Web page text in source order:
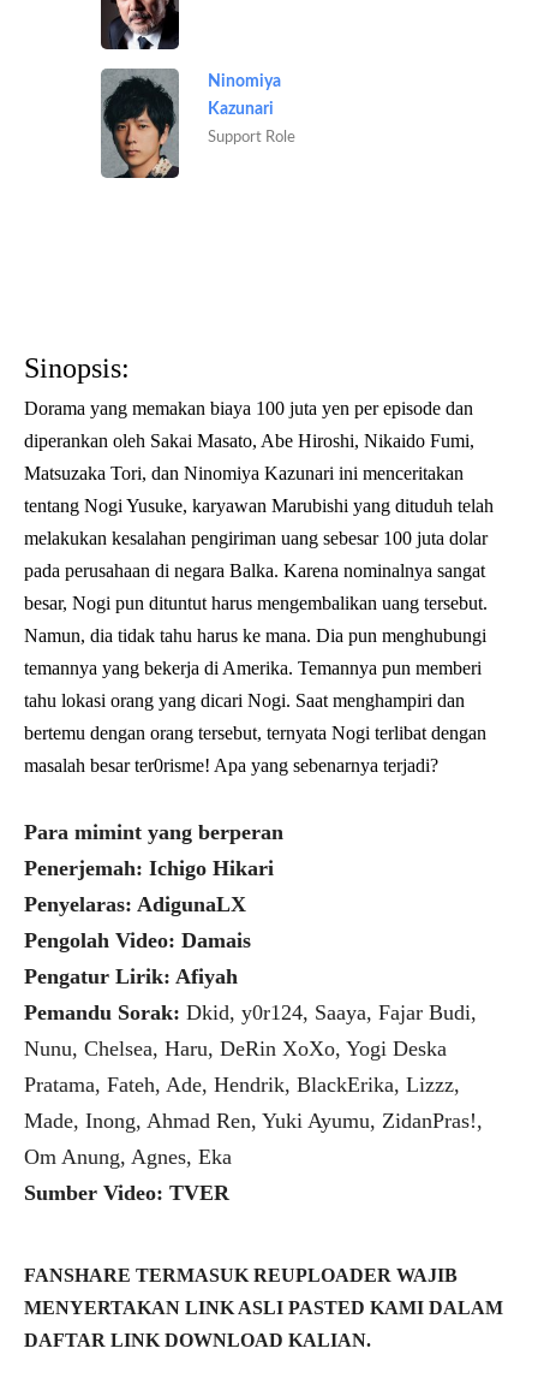
Ninomiya
Kazunari
Support Role
Sinopsis:
Dorama yang memakan biaya 100 juta yen per episode dan
diperankan oleh Sakai Masato, Abe Hiroshi, Nikaido Fumi,
Matsuzaka Tori, dan Ninomiya Kazunari ini menceritakan
tentang Nogi Yusuke, karyawan Marubishi yang dituduh telah
melakukan kesalahan pengiriman uang sebesar 100 juta dolar
pada perusahaan di negara Balka. Karena nominalnya sangat
besar, Nogi pun dituntut harus mengembalikan uang tersebut.
Namun, dia tidak tahu harus ke mana. Dia pun menghubungi
temannya yang bekerja di Amerika. Temannya pun memberi
tahu lokasi orang yang dicari Nogi. Saat menghampiri dan
bertemu dengan orang tersebut, ternyata Nogi terlibat dengan
masalah besar ter0risme! Apa yang sebenarnya terjadi?
Para mimint yang berperan
Penerjemah: Ichigo Hikari
Penyelaras: AdigunaLX
Pengolah Video: Damais
Pengatur Lirik: Afiyah
Pemandu Sorak: Dkid, y0r124, Saaya, Fajar Budi,
Nunu, Chelsea, Haru, DeRin XoXo, Yogi Deska
Pratama, Fateh, Ade, Hendrik, BlackErika, Lizzz,
Made, Inong, Ahmad Ren, Yuki Ayumu, ZidanPras!,
Om Anung, Agnes, Eka
Sumber Video: TVER
FANSHARE TERMASUK REUPLOADER WAJIB
MENYERTAKAN LINK ASLI PASTED KAMI DALAM
DAFTAR LINK DOWNLOAD KALIAN.